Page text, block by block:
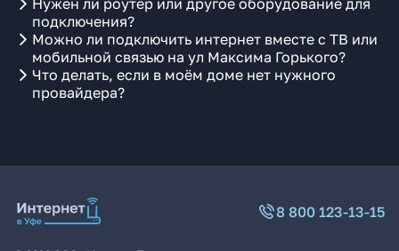
Нужен ли роутер или другое оборудование для
подключения?
Можно ли подключить интернет вместе с ТВ или
мобильной связью на ул Максима Горького?
Что делать, если в моём доме нет нужного
провайдера?
8 800 123-13-15